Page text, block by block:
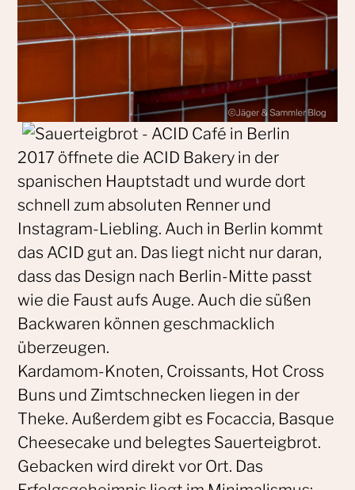
2017 öffnete die ACID Bakery in der
spanischen Hauptstadt und wurde dort
schnell zum absoluten Renner und
Instagram-Liebling. Auch in Berlin kommt
das ACID gut an. Das liegt nicht nur daran,
dass das Design nach Berlin-Mitte passt
wie die Faust aufs Auge. Auch die süßen
Backwaren können geschmacklich
überzeugen.
Kardamom-Knoten, Croissants, Hot Cross
Buns und Zimtschnecken liegen in der
Theke. Außerdem gibt es Focaccia, Basque
Cheesecake und belegtes Sauerteigbrot.
Gebacken wird direkt vor Ort. Das